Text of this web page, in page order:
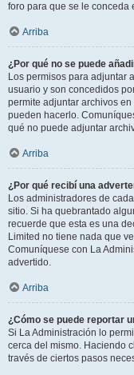
foro para que se le conceda
Arriba
¿Por qué no se puede
Los permisos para adjuntar
usuario y son concedidos
permite adjuntar archivos
pueden hacerlo.
qué no puede adjuntar
Arriba
¿Por qué recibí una
Los administradores de
sitio. Si ha quebrantado
recuerde que esta es una
Limited no tiene nada que
Comuníquese con La
advertido.
Arriba
¿Cómo se puede reportar
Si La Administración lo
cerca del mismo. Haciendo
través de ciertos pasos